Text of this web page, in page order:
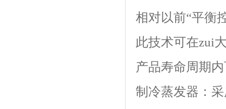
相对以前“平衡
此技术可在zui
产品寿命周期
制冷蒸发器